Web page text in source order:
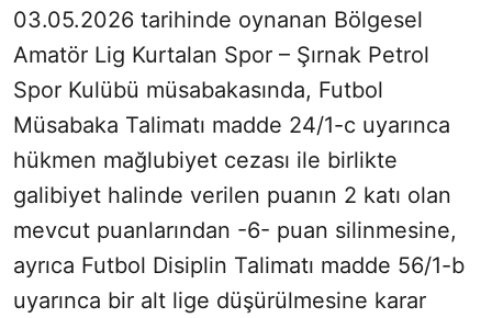
03.05.2026 tarihinde oynanan Bölgesel
Amatör Lig Kurtalan Spor – Şırnak Petrol
Spor Kulübü müsabakasında, Futbol
Müsabaka Talimatı madde 24/1-c uyarınca
hükmen mağlubiyet cezası ile birlikte
galibiyet halinde verilen puanın 2 katı olan
mevcut puanlarından -6- puan silinmesine,
ayrıca Futbol Disiplin Talimatı madde 56/1-b
uyarınca bir alt lige düşürülmesine karar